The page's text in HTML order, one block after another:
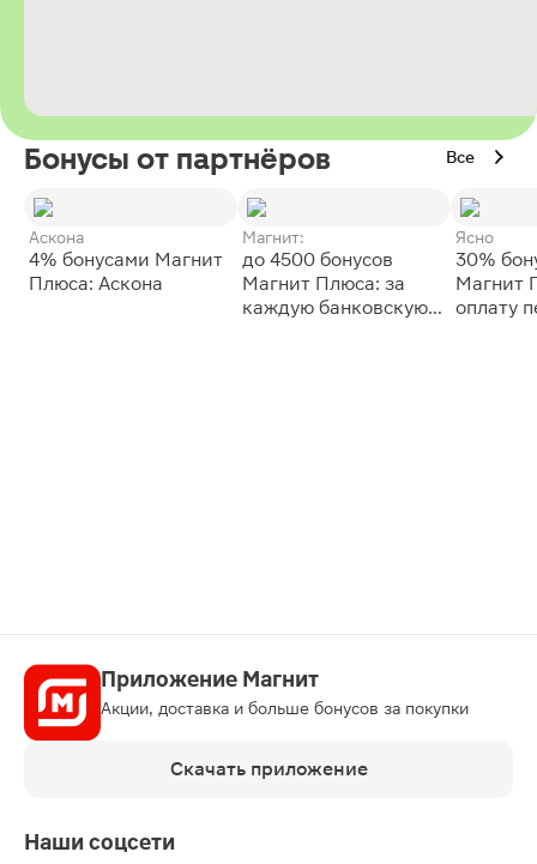
Бонусы от партнёров Все
Аскона
4% бонусами Магнит
Плюса: Аскона
Магнит:
до 4500 бонусов
Магнит Плюса: за
каждую банковскую
Ясно
30%
Магнит
оплату
Приложение Магнит
Акции, доставка и больше бонусов за покупки
Скачать приложение
Наши соцсети